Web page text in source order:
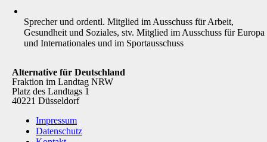
Sprecher und ordentl. Mitglied im Ausschuss für Arbeit,
Gesundheit und Soziales, stv. Mitglied im Ausschuss für Europa
und Internationales und im Sportausschuss
Alternative für Deutschland
Fraktion im Landtag NRW
Platz des Landtags 1
40221 Düsseldorf
Impressum
Datenschutz